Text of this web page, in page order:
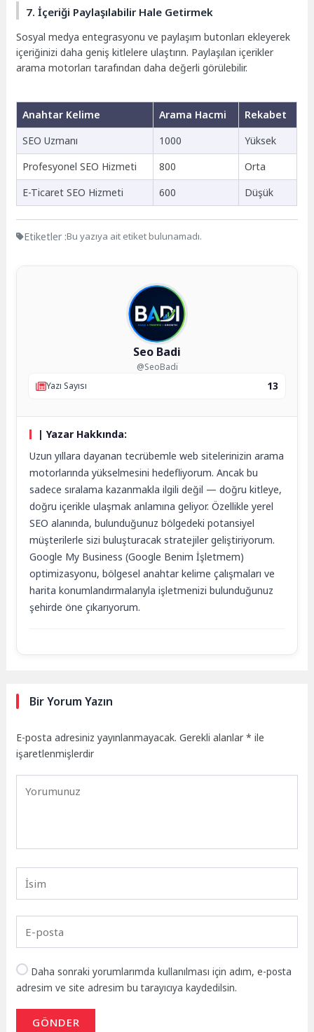
7. İçeriği Paylaşılabilir Hale Getirmek
Sosyal medya entegrasyonu ve paylaşım butonları ekleyerek
içeriğinizi daha geniş kitlelere ulaştırın. Paylaşılan içerikler
arama motorları tarafından daha değerli görülebilir.
Anahtar Kelime Arama Hacmi
Rekabet
SEO Uzmanı
1000
Yüksek
Profesyonel SEO Hizmeti
800
Orta
E-Ticaret SEO Hizmeti
600 Düşük
Etiketler :Bu yazıya ait etiket bulunamadı.
Seo Badi
@SeoBadi
Yazı Sayısı
13
| Yazar Hakkında:
Uzun yıllara dayanan tecrübemle web sitelerinizin arama
motorlarında yükselmesini hedefliyorum. Ancak bu
sadece sıralama kazanmakla ilgili değil — doğru kitleye,
doğru içerikle ulaşmak anlamına geliyor. Özellikle yerel
SEO alanında, bulunduğunuz bölgedeki potansiyel
müşterilerle sizi buluşturacak stratejiler geliştiriyorum.
Google My Business (Google Benim İşletmem)
optimizasyonu, bölgesel anahtar kelime çalışmaları ve
harita konumlandırmalarıyla işletmenizi bulunduğunuz
şehirde öne çıkarıyorum.
Bir Yorum Yazın
E-posta adresiniz yayınlanmayacak. Gerekli alanlar* ile
işaretlenmişlerdir
Daha sonraki yorumlarımda kullanılması için adım, e-posta
adresim ve site adresim bu tarayıcıya kaydedilsin.
GÖNDER